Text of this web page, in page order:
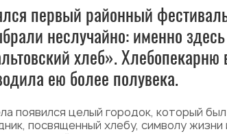
первый районный
неслучайно: именно
хлеб».
ею более полувека.
появился целый городок, который
посвященный хлебу, символу